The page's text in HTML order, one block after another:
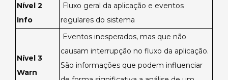
Nível 2
Info
Fluxo geral da aplicação e eventos
regulares do sistema
Nível 3
Warn
Eventos inesperados, mas que não
causam interrupção no fluxo da aplicação.
São informações que podem influenciar